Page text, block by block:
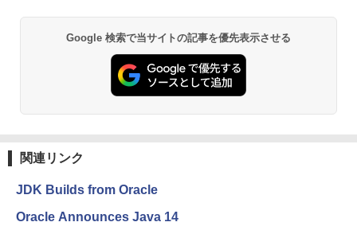
ない、大きな画面で読みやすい、6週間持
続バッテリー、6インチディスプレイ電子
書籍リーダー、ブラック、16GB、広告な
ション (32GB) 7インチディスプレイ、明
持続バッテリー、広告なし、メタリック
Google 検索で当サイトの記事を優先表示させる
関連リンク
JDK Builds from Oracle
Oracle Announces Java 14